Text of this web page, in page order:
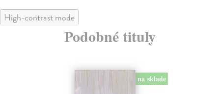
High-contrast mode
Podobné tituly
na sklade